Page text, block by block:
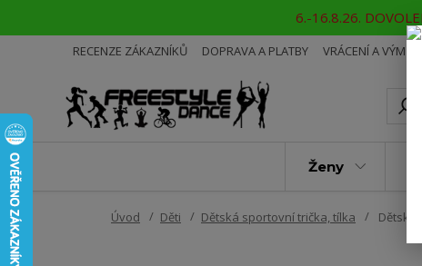
6.-16.8.26.
RECENZE ZÁKAZNÍKŮ DOPRAVA A PLATBY VRÁCENÍ A VÝMĚNA
Ženy
Úvod Děti Dětská sportovní trička, tílka Dětské